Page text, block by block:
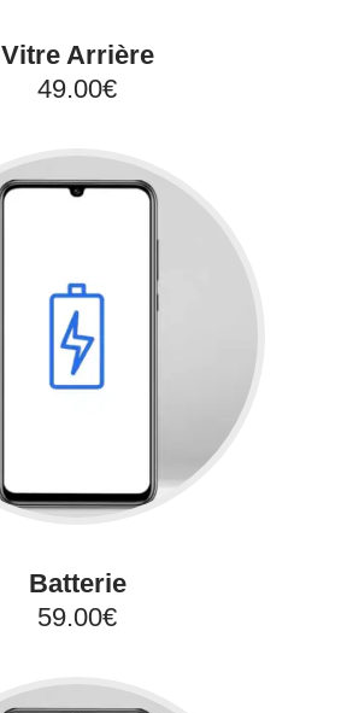
Vitre Arrière
49.00€
Batterie
59.00€